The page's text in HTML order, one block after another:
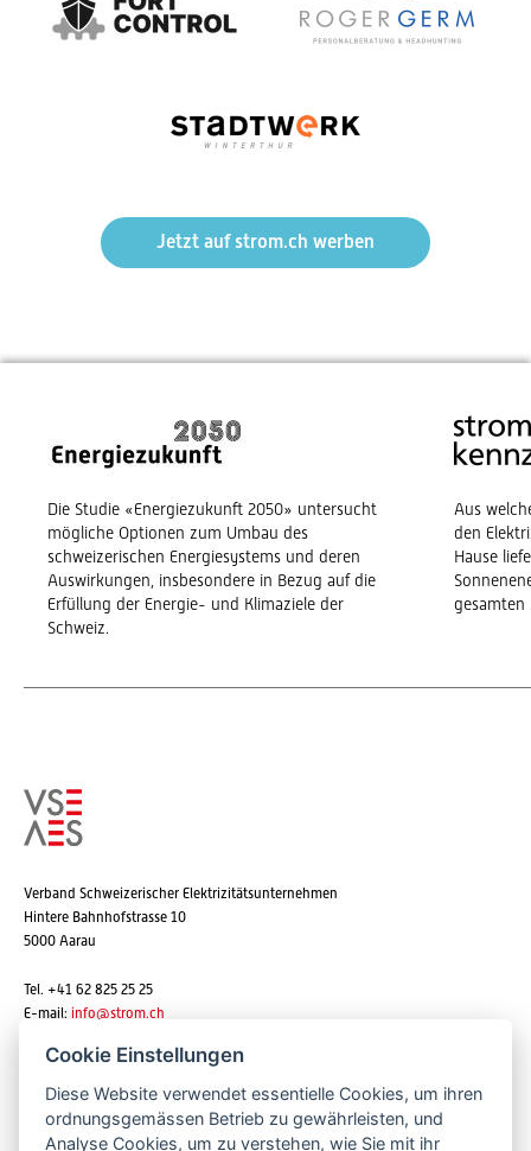
Jetzt auf strom.ch werben
Die Studie «Energiezukunft 2050» untersucht
mögliche Optionen zum Umbau des
schweizerischen Energiesystems und deren
Auswirkungen, insbesondere in Bezug auf die
Erfüllung der Energie- und Klimaziele der
Schweiz.
Aus
den
Hause
gesamten
Verband Schweizerischer Elektrizitätsunternehmen
Hintere Bahnhofstrasse 10
5000 Aarau
Tel. +41 62 825 25 25
E-mail: info@strom.ch
Newsletter abonnieren
Cookie Einstellungen
Diese Website verwendet essentielle Cookies, um ihren
ordnungsgemässen Betrieb zu gewährleisten, und
Analyse Cookies, um zu verstehen, wie Sie mit ihr